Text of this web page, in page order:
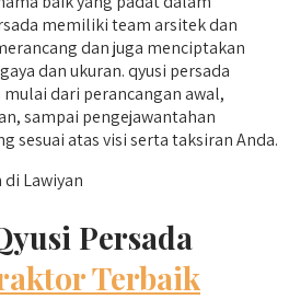
memiliki team arsitek dan
dan juga menciptakan
dan ukuran. qyusi persada
dari perancangan awal,
sampai pengejawantahan
sesuai atas visi serta taksiran Anda.
Persada
Terbaik